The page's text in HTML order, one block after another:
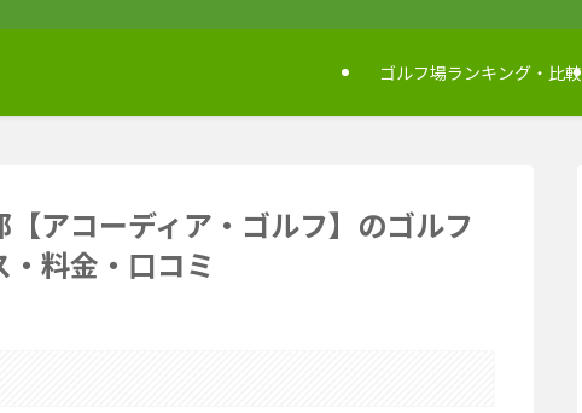
ゴルフ場ランキング・比較
アコーディア・ゴルフ】のゴルフ
料金・口コミ